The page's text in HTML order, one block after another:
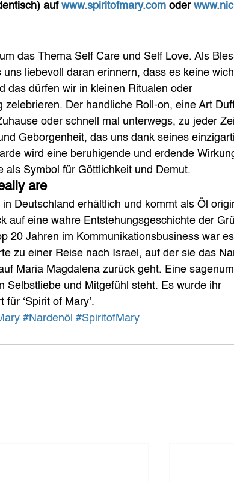
auf www.spiritofmary.com oder
das Thema Self Care und Self Love. Als
uns liebevoll daran erinnern, dass es keine
das dürfen wir in kleinen Ritualen oder
zelebrieren. Der handliche Roll-on, eine Art
oder schnell mal unterwegs, zu jeder
Geborgenheit, das uns dank seines
wird eine beruhigende und erdende
als Symbol für Göttlichkeit und Demut.
are
Deutschland erhältlich und kommt als Öl
auf eine wahre Entstehungsgeschichte der
20 Jahren im Kommunikationsbusiness war
zu einer Reise nach Israel, auf der sie das
Maria Magdalena zurück geht. Eine
Selbstliebe und Mitgefühl steht. Es wurde ihr
‘Spirit of Mary’.
#Nardenöl #SpiritofMary